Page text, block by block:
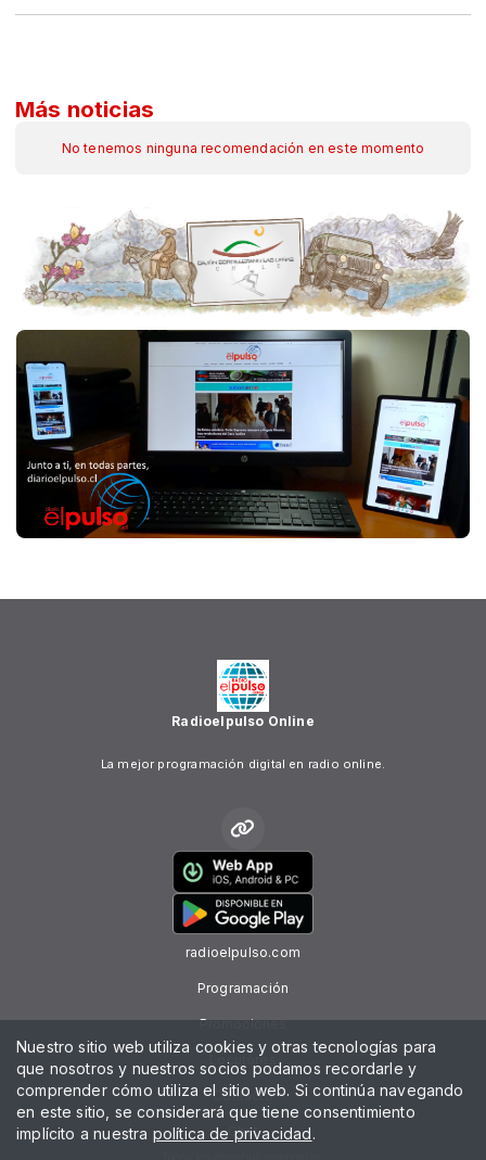
Más noticias
No tenemos ninguna recomendación en este momento
Radioelpulso Online
La mejor programación digital en radio online.
radioelpulso.com
Programación
Promociones
Locutores
Contacto
Chat
Nuestro sitio web utiliza cookies y otras tecnologías para
que nosotros y nuestros socios podamos recordarle y
comprender cómo utiliza el sitio web. Si continúa navegando
en este sitio, se considerará que tiene consentimiento
implícito a nuestra política de privacidad.